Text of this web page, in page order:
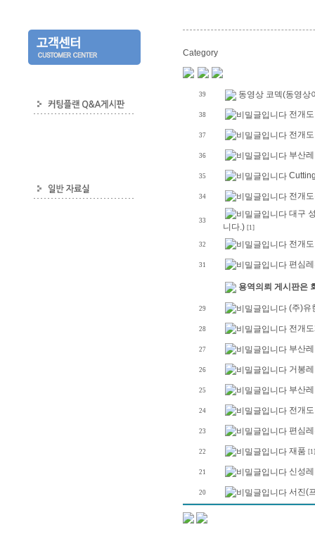
Category
39 동영상 코덱(동영상
38 전개
37 전개
36 부산
35
34 전개
33
대구
니다.) [1]
32 전개
31 편심
용역의뢰 게시판은
29 (주)유
28 전개
27 부산
26 거봉
25 부산
24 전개
23 편심
22 재품 [1]
21 신성
20 서진(